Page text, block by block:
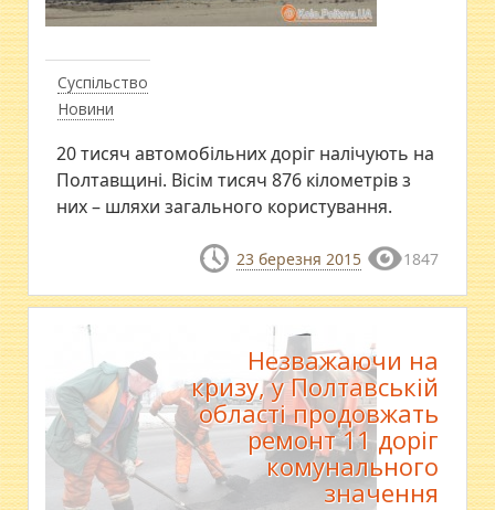
Суспільство
Новини
20 тисяч автомобільних доріг налічують на
Полтавщині. Вісім тисяч 876 кілометрів з
них – шляхи загального користування.
23 березня 2015 1847
Незважаючи на
кризу, у Полтавській
області продовжать
ремонт 11 доріг
комунального
значення